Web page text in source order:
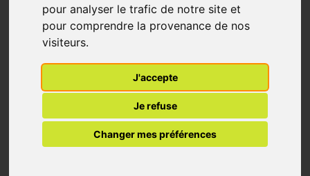
pour analyser le trafic de notre site et
pour comprendre la provenance de nos
visiteurs.
J'accepte
Je refuse
Changer mes préférences